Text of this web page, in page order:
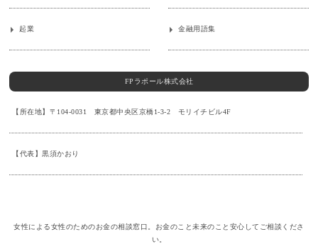
起業 金融用語集
FPラポール株式会社
【所在地】〒104-0031 東京都中央区京橋1-3-2 モリイチビル4F
【代表】黒須かおり
女性による女性のためのお金の相談窓口。お金のこと未来のこと安心してご相談くださ
い。